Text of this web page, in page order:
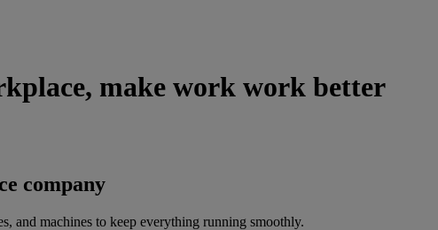
make work work better
company
and machines to keep everything running smoothly.